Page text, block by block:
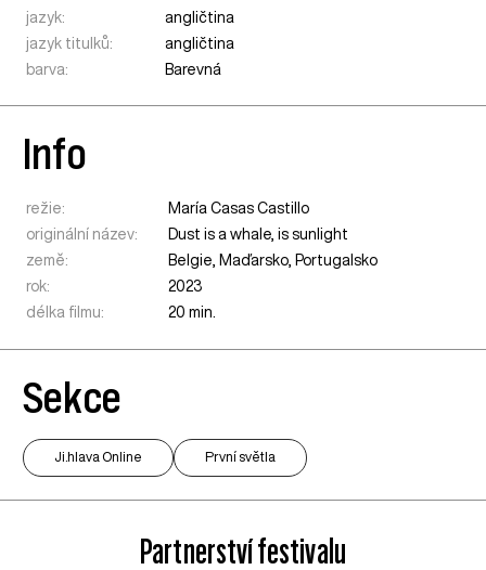
jazyk:
angličtina
jazyk titulků:
angličtina
barva:
Barevná
Info
režie:
María Casas Castillo
originální název:
Dust is a whale, is sunlight
země:
Belgie, Maďarsko, Portugalsko
rok:
2023
délka filmu:
20 min.
Sekce
Ji.hlava Online První světla
Partnerství festivalu